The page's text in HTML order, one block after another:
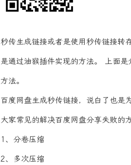
秒传生成链接或者是使用秒传链接转
是通过油猴插件实现的方法。 上面
方法。
百度网盘生成秒传链接，说白了也是
大家常见的解决百度网盘分享失败的
1、分卷压缩
2、多次压缩